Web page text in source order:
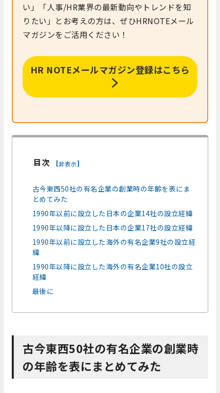
い」「人事/HR業界の最新動向やトレンドを知
りたい」とお考えの方は、ぜひHRNOTEメール
マガジンをご活用ください！
HR NOTEメールマガジン登録はこちら
目次 [非表示]
古今東西50社の有名企業の創業時の年齢を表にま
とめてみた
1990年以前に設立した日本の企業14社の設立経緯
1990年以降に設立した日本の企業17社の設立経緯
1990年以前に設立した海外の有名企業9社の設立経
緯
1990年以降に設立した海外の有名企業10社の設立
経緯
最後に
古今東西50社の有名企業の創業時
の年齢を表にまとめてみた